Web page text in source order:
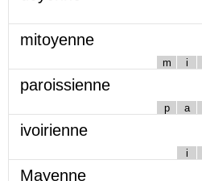
mitoyenne
m i
paroissienne
p a
ivoirienne
i
Mayenne